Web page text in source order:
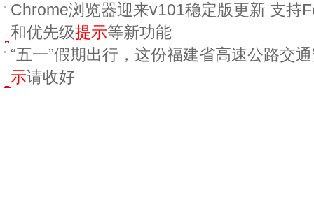
Chrome浏览器迎来v101稳定版更新 支持
和优先级提示等新功能
“五一”假期出行，这份福建省高速公路交
示请收好